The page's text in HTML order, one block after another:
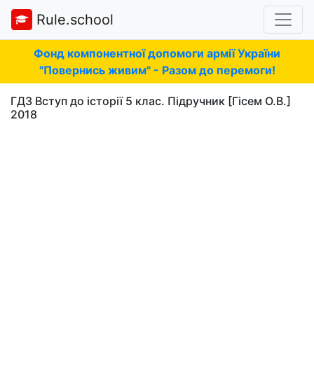
Rule.school
Фонд компонентної допомоги армії України
"Повернись живим" - Разом до перемоги!
ГДЗ Вступ до історії 5 клас. Підручник [Гісем О.В.]
2018